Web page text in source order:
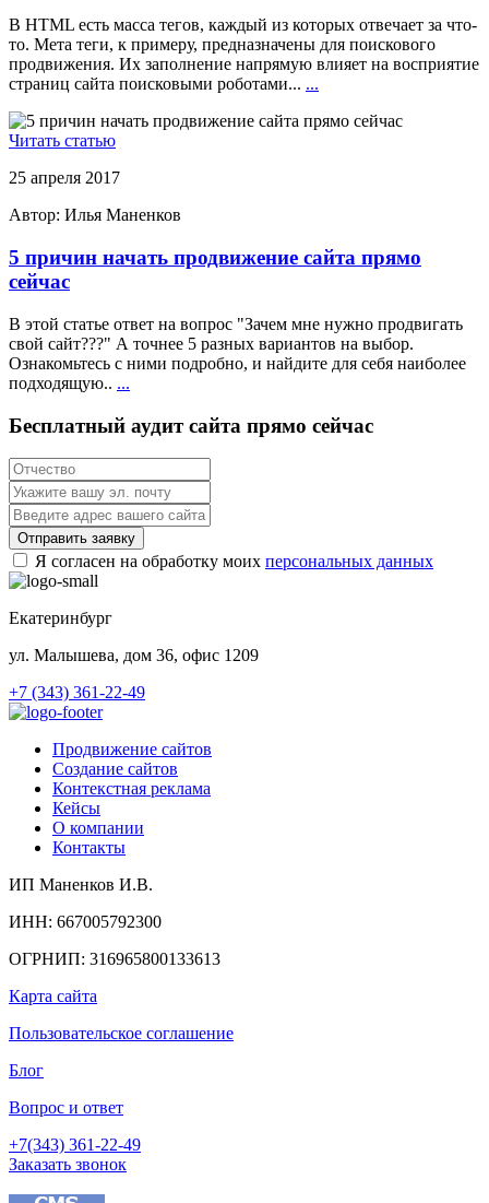
В HTML есть масса тегов, каждый из которых отвечает за что-
то. Мета теги, к примеру, предназначены для поискового
продвижения. Их заполнение напрямую влияет на восприятие
страниц сайта поисковыми роботами... ...
Читать статью
25 апреля 2017
Автор: Илья Маненков
5 причин начать продвижение сайта прямо
сейчас
В этой статье ответ на вопрос "Зачем мне нужно продвигать
свой сайт???" А точнее 5 разных вариантов на выбор.
Ознакомьтесь с ними подробно, и найдите для себя наиболее
подходящую.. ...
Бесплатный аудит сайта прямо сейчас
Отправить заявку
Я согласен на обработку моих персональных данных
Екатеринбург
ул. Малышева, дом 36, офис 1209
+7 (343) 361-22-49
Продвижение сайтов
Создание сайтов
Контекстная реклама
Кейсы
О компании
Контакты
ИП Маненков И.В.
ИНН: 667005792300
ОГРНИП: 316965800133613
Карта сайта
Пользовательское соглашение
Блог
Вопрос и ответ
+7(343) 361-22-49
Заказать звонок